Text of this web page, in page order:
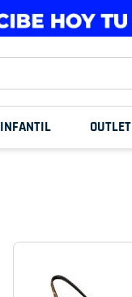
INFANTIL OUTLET